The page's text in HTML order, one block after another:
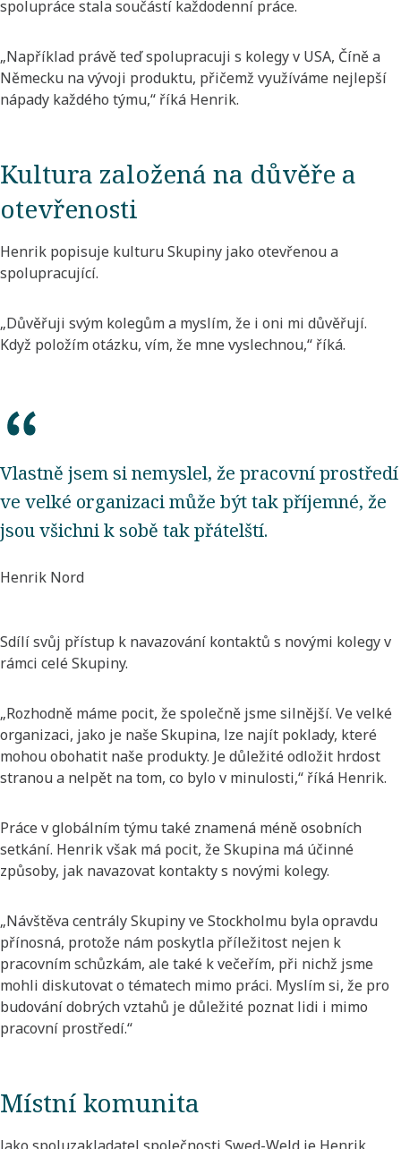
spolupráce stala součástí každodenní práce.
„Například právě teď spolupracuji s kolegy v USA, Číně a
Německu na vývoji produktu, přičemž využíváme nejlepší
nápady každého týmu,“ říká Henrik.
Kultura založená na důvěře a
otevřenosti
Henrik popisuje kulturu Skupiny jako otevřenou a
spolupracující.
„Důvěřuji svým kolegům a myslím, že i oni mi důvěřují.
Když položím otázku, vím, že mne vyslechnou,“ říká.
Vlastně jsem si nemyslel, že pracovní prostředí
ve velké organizaci může být tak příjemné, že
jsou všichni k sobě tak přátelští.
Henrik Nord
Sdílí svůj přístup k navazování kontaktů s novými kolegy v
rámci celé Skupiny.
„Rozhodně máme pocit, že společně jsme silnější. Ve velké
organizaci, jako je naše Skupina, lze najít poklady, které
mohou obohatit naše produkty. Je důležité odložit hrdost
stranou a nelpět na tom, co bylo v minulosti,“ říká Henrik.
Práce v globálním týmu také znamená méně osobních
setkání. Henrik však má pocit, že Skupina má účinné
způsoby, jak navazovat kontakty s novými kolegy.
„Návštěva centrály Skupiny ve Stockholmu byla opravdu
přínosná, protože nám poskytla příležitost nejen k
pracovním schůzkám, ale také k večeřím, při nichž jsme
mohli diskutovat o tématech mimo práci. Myslím si, že pro
budování dobrých vztahů je důležité poznat lidi i mimo
pracovní prostředí.“
Místní komunita
Jako spoluzakladatel společnosti Swed-Weld je Henrik